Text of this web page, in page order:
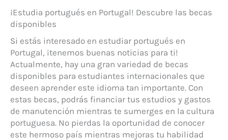
¡Estudia portugués en Portugal! Descubre las becas
disponibles
Si estás interesado en estudiar portugués en
Portugal, ¡tenemos buenas noticias para ti!
Actualmente, hay una gran variedad de becas
disponibles para estudiantes internacionales que
deseen aprender este idioma tan importante. Con
estas becas, podrás financiar tus estudios y gastos
de manutención mientras te sumerges en la cultura
portuguesa. No pierdas la oportunidad de conocer
este hermoso país mientras mejoras tu habilidad